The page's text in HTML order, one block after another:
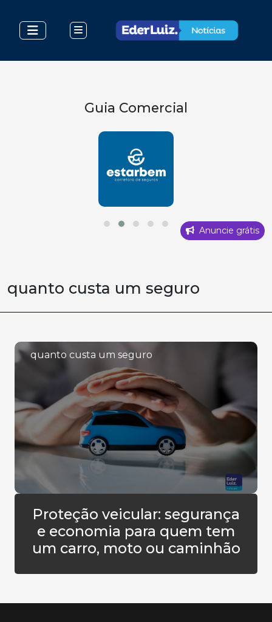
Guia Comercial
Anuncie grátis
quanto custa um seguro
quanto custa um seguro
Proteção veicular: segurança
e economia para quem tem
um carro, moto ou caminhão